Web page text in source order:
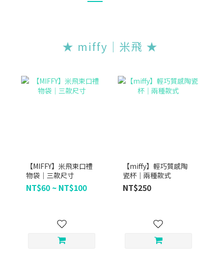
★ miffy｜米飛 ★
【MIFFY】米飛束口禮
物袋｜三款尺寸
NT$60 ~ NT$100
【miffy】輕巧質感陶
瓷杯｜兩種款式
NT$250